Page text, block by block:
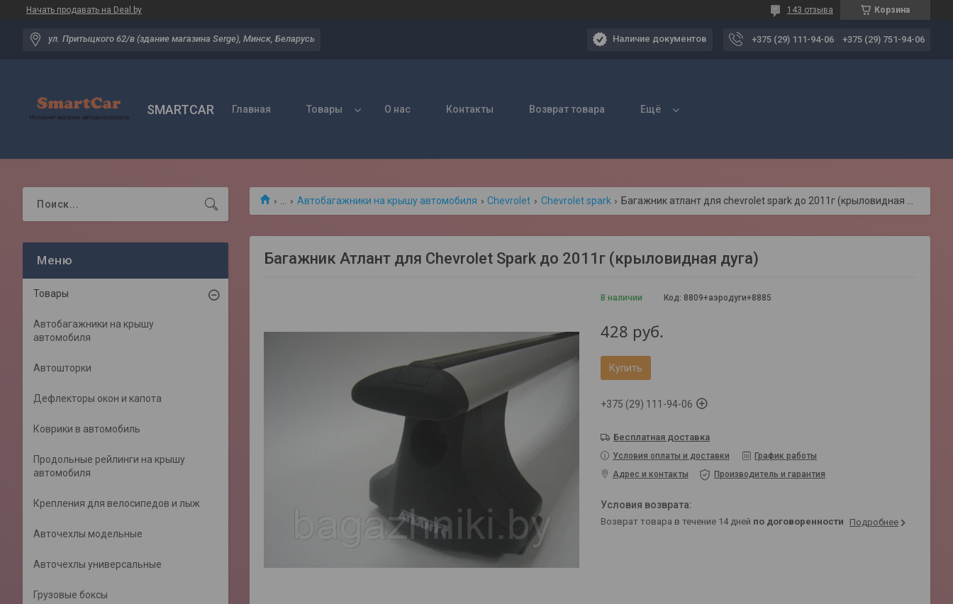
Начать продавать на Deal.by Корзина
143 отзыва
ул. Притыцкого 62/в (здание магазина Serge), Минск, Беларусь Наличие документов +375 (29) 111-94-06 +375 (29) 751-94-06
SMARTCAR Главная Товары О нас Контакты Возврат товара Ещё
Автобагажники на крышу автомобиля Chevrolet Chevrolet spark
Багажник Атлант для Chevrolet Spark до 2011г (крыловидная дуга)
В наличии Код: 8809+аэродуги+8885
428 руб.
Купить
+375 (29) 111-94-06
Бесплатная доставка
Условия оплаты и доставки
График работы
Адрес и контакты
Производитель и гарантия
возврат товара в течение 14 дней по договоренности Подробнее
Товары
Автобагажники на крышу
автомобиля
Автошторки
Дефлекторы окон и капота
Коврики в автомобиль
Продольные рейлинги на крышу
автомобиля
Крепления для велосипедов и лыж
Авточехлы модельные
Авточехлы универсальные
Грузовые боксы